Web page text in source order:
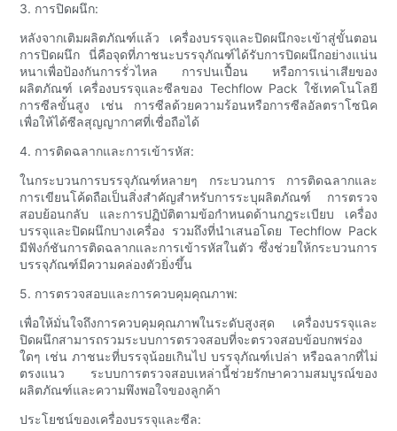
3. การปิดผนึก:
หลังจากเติมผลิตภัณฑ์แล้ว เครื่องบรรจุและปิดผนึกจะเข้าสู่ขั้นตอน
การปิดผนึก นี่คือจุดที่ภาชนะบรรจุภัณฑ์ได้รับการปิดผนึกอย่างแน่น
หนาเพื่อป้องกันการรั่วไหล การปนเปื้อน หรือการเน่าเสียของ
ผลิตภัณฑ์ เครื่องบรรจุและซีลของ Techflow Pack ใช้เทคโนโลยี
การซีลขั้นสูง เช่น การซีลด้วยความร้อนหรือการซีลอัลตราโซนิค
เพื่อให้ได้ซีลสุญญากาศที่เชื่อถือได้
4. การติดฉลากและการเข้ารหัส:
ในกระบวนการบรรจุภัณฑ์หลายๆ กระบวนการ การติดฉลากและ
การเขียนโค้ดถือเป็นสิ่งสำคัญสำหรับการระบุผลิตภัณฑ์ การตรวจ
สอบย้อนกลับ และการปฏิบัติตามข้อกำหนดด้านกฎระเบียบ เครื่อง
บรรจุและปิดผนึกบางเครื่อง รวมถึงที่นำเสนอโดย Techflow Pack
มีฟังก์ชันการติดฉลากและการเข้ารหัสในตัว ซึ่งช่วยให้กระบวนการ
บรรจุภัณฑ์มีความคล่องตัวยิ่งขึ้น
5. การตรวจสอบและการควบคุมคุณภาพ:
เพื่อให้มั่นใจถึงการควบคุมคุณภาพในระดับสูงสุด เครื่องบรรจุและ
ปิดผนึกสามารถรวมระบบการตรวจสอบที่จะตรวจสอบข้อบกพร่อง
ใดๆ เช่น ภาชนะที่บรรจุน้อยเกินไป บรรจุภัณฑ์เปล่า หรือฉลากที่ไม่
ตรงแนว ระบบการตรวจสอบเหล่านี้ช่วยรักษาความสมบูรณ์ของ
ผลิตภัณฑ์และความพึงพอใจของลูกค้า
ประโยชน์ของเครื่องบรรจุและซีล: